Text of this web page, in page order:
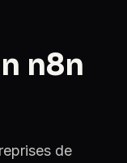
n8n
de